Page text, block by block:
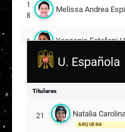
1
8
Melissa Andrea
1
Yessenia Estefani
11
Guiliana Mordini
Melany Janett
U. Española
Titulares
21 Natalia
ARQUERA